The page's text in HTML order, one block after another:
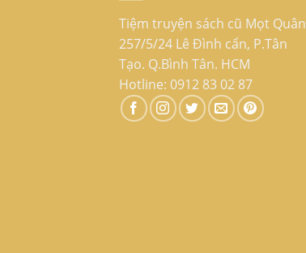
Tiệm truyện sách cũ Mọt Quân
257/5/24 Lê Đình cẩn, P.Tân
Tạo. Q.Bình Tân. HCM
Hotline: 0912 83 02 87